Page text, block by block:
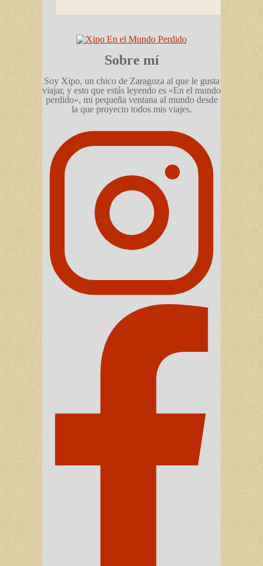
Sobre mí
Soy Xipo, un chico de Zaragoza al que le gusta
viajar, y esto que estás leyendo es «En el mundo
perdido», mi pequeña ventana al mundo desde
la que proyecto todos mis viajes.